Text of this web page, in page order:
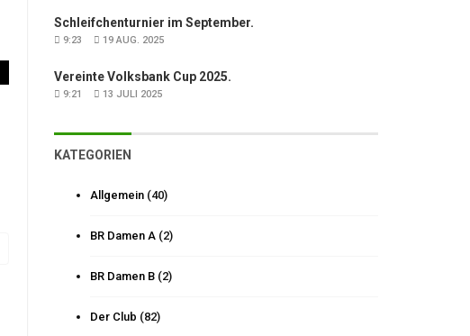
Schleifchenturnier im September.
9:23 19 AUG. 2025
Vereinte Volksbank Cup 2025.
9:21 13 JULI 2025
KATEGORIEN
Allgemein (40)
BR Damen A (2)
BR Damen B (2)
Der Club (82)